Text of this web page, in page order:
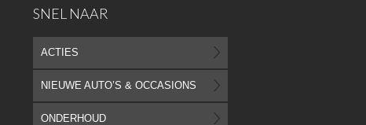
SNEL NAAR
ACTIES
NIEUWE AUTO’S & OCCASIONS
ONDERHOUD